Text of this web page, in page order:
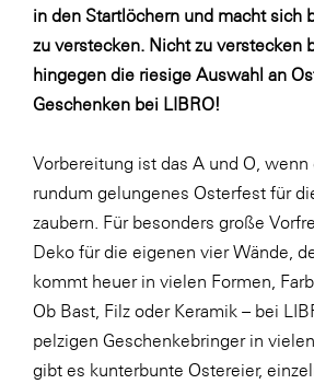
GBV - Verband
Bauvereinigungen
Getzner Werkstoffe
ikp
Johnson & Johnson
JELD-WEN DANA
kosaplaner
LAT Nitrogen
Libro
in den Startlöchern und macht sich
zu verstecken. Nicht zu verstecken
hingegen die riesige Auswahl an
Geschenken bei LIBRO!
Vorbereitung ist das A und O,
rundum gelungenes Osterfest für
zaubern. Für besonders große
Deko für die eigenen vier Wände,
kommt heuer in vielen Formen,
Ob Bast, Filz oder Keramik – bei
pelzigen Geschenkebringer in
gibt es kunterbunte Ostereier,